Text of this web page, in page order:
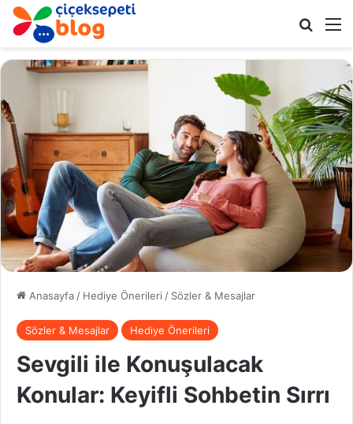
Anasayfa / Hediye Önerileri / Sözler & Mesajlar
Sözler & Mesajlar Hediye Önerileri
Sevgili ile Konuşulacak
Konular: Keyifli Sohbetin Sırrı